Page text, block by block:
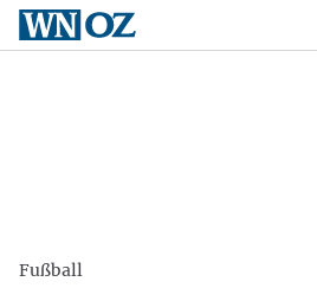
Fußball